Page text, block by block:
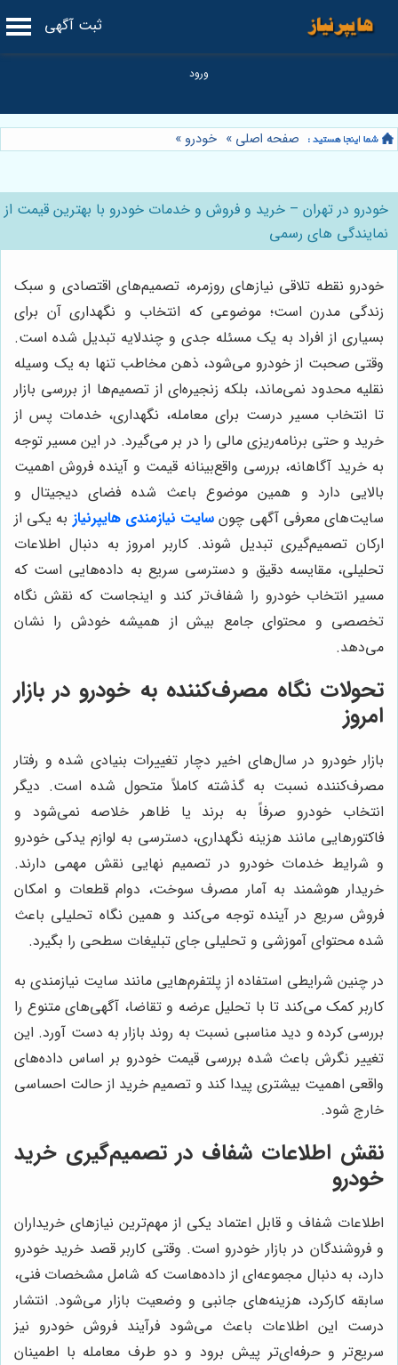
ثبت آگهی
صفحه اصلی » خودرو »
خودرو در تهران – خرید و فروش و خدمات خودرو با بهترین قیمت از
نمایندگی های رسمی
خودرو نقطه تلاقی نیازهای روزمره، تصمیم‌های اقتصادی و سبک
زندگی مدرن است؛ موضوعی که انتخاب و نگهداری آن برای
بسیاری از افراد به یک مسئله جدی و چندلایه تبدیل شده است.
وقتی صحبت از خودرو می‌شود، ذهن مخاطب تنها به یک وسیله
نقلیه محدود نمی‌ماند، بلکه زنجیره‌ای از تصمیم‌ها از بررسی بازار
تا انتخاب مسیر درست برای معامله، نگهداری، خدمات پس از
خرید و حتی برنامه‌ریزی مالی را در بر می‌گیرد. در این مسیر توجه
به خرید آگاهانه، بررسی واقع‌بینانه قیمت و آینده فروش اهمیت
بالایی دارد و همین موضوع باعث شده فضای دیجیتال و
سایت‌های معرفی آگهی چون سایت نیازمندی هایپرنیاز به یکی از
ارکان تصمیم‌گیری تبدیل شوند. کاربر امروز به دنبال اطلاعات
تحلیلی، مقایسه دقیق و دسترسی سریع به داده‌هایی است که
مسیر انتخاب خودرو را شفاف‌تر کند و اینجاست که نقش نگاه
تخصصی و محتوای جامع بیش از همیشه خودش را نشان
می‌دهد.
تحولات نگاه مصرف‌کننده به خودرو در بازار
امروز
بازار خودرو در سال‌های اخیر دچار تغییرات بنیادی شده و رفتار
مصرف‌کننده نسبت به گذشته کاملاً متحول شده است. دیگر
انتخاب خودرو صرفاً به برند یا ظاهر خلاصه نمی‌شود و
فاکتورهایی مانند هزینه نگهداری، دسترسی به لوازم یدکی خودرو
و شرایط خدمات خودرو در تصمیم نهایی نقش مهمی دارند.
خریدار هوشمند به آمار مصرف سوخت، دوام قطعات و امکان
فروش سریع در آینده توجه می‌کند و همین نگاه تحلیلی باعث
شده محتوای آموزشی و تحلیلی جای تبلیغات سطحی را بگیرد.
در چنین شرایطی استفاده از پلتفرم‌هایی مانند سایت نیازمندی به
کاربر کمک می‌کند تا با تحلیل عرضه و تقاضا، آگهی‌های متنوع را
بررسی کرده و دید مناسبی نسبت به روند بازار به دست آورد. این
تغییر نگرش باعث شده بررسی قیمت خودرو بر اساس داده‌های
واقعی اهمیت بیشتری پیدا کند و تصمیم خرید از حالت احساسی
خارج شود.
نقش اطلاعات شفاف در تصمیم‌گیری خرید
خودرو
اطلاعات شفاف و قابل اعتماد یکی از مهم‌ترین نیازهای خریداران
و فروشندگان در بازار خودرو است. وقتی کاربر قصد خرید خودرو
دارد، به دنبال مجموعه‌ای از داده‌هاست که شامل مشخصات فنی،
سابقه کارکرد، هزینه‌های جانبی و وضعیت بازار می‌شود. انتشار
درست این اطلاعات باعث می‌شود فرآیند فروش خودرو نیز
سریع‌تر و حرفه‌ای‌تر پیش برود و دو طرف معامله با اطمینان